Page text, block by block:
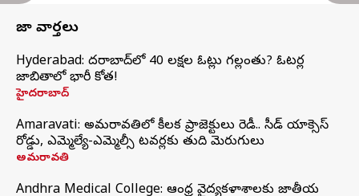
తాజా వార్తలు
Hyderabad: హైదరాబాద్‌లో 40 లక్షల ఓట్లు గల్లంతు? ఓటర్ల
జాబితాలో భారీ కోత!
హైదరాబాద్
Amaravati: అమరావతిలో కీలక ప్రాజెక్టులు రెడీ.. సీడ్‌ యాక్సెస్‌
రోడ్డు, ఎమ్మెల్యే-ఎమ్మెల్సీ టవర్లకు తుది మెరుగులు
అమరావతి
Andhra Medical College: ఆంధ్ర వైద్యకళాశాలకు జాతీయ